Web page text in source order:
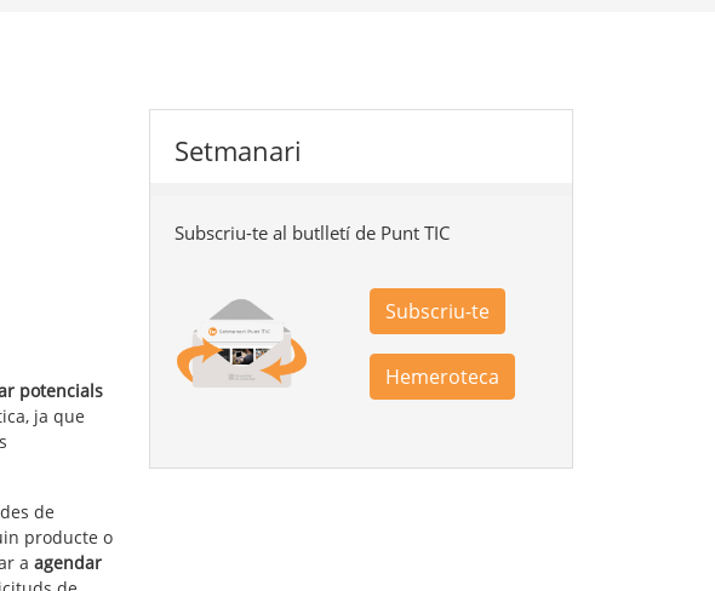
potencials
ja que
de
producte o
a agendar
Setmanari
Subscriu-te al butlletí de Punt TIC
Subscriu-te
Hemeroteca